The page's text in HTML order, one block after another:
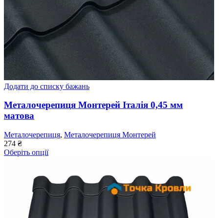
Додати до списку бажань
Металочерепиця Монтерей Італія 0,45 мм
матова
Металочерепиця, Металочерепиця Монтерей
274 ₴
Оберіть опції